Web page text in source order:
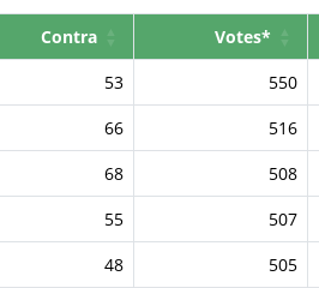
Contra Votes*
53 550
66 516
68 508
55 507
48 505